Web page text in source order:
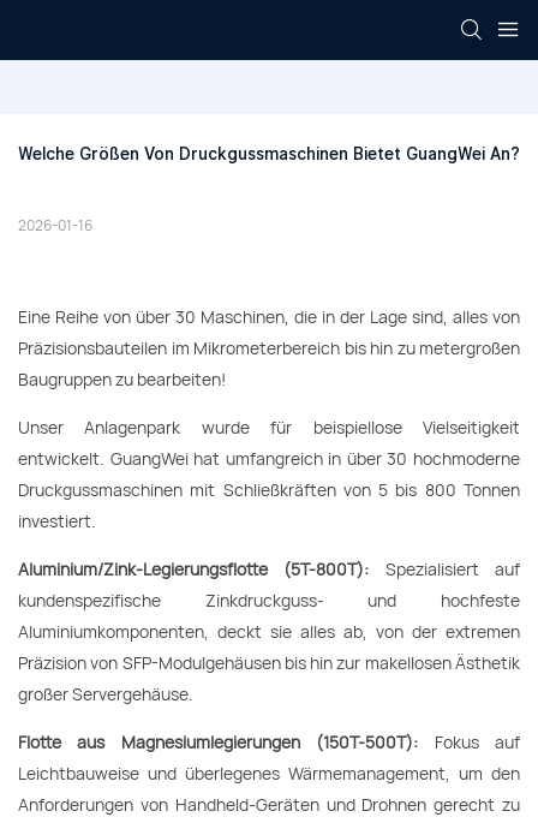
Welche Größen Von Druckgussmaschinen Bietet GuangWei An?
2026-01-16
Eine Reihe von über 30 Maschinen, die in der Lage sind, alles von
Präzisionsbauteilen im Mikrometerbereich bis hin zu metergroßen
Baugruppen zu bearbeiten!
Unser Anlagenpark wurde für beispiellose Vielseitigkeit
entwickelt. GuangWei hat umfangreich in über 30 hochmoderne
Druckgussmaschinen mit Schließkräften von 5 bis 800 Tonnen
investiert.
Aluminium/Zink-Legierungsflotte (5T-800T): Spezialisiert auf
kundenspezifische Zinkdruckguss- und hochfeste
Aluminiumkomponenten, deckt sie alles ab, von der extremen
Präzision von SFP-Modulgehäusen bis hin zur makellosen Ästhetik
großer Servergehäuse.
Flotte aus Magnesiumlegierungen (150T-500T): Fokus auf
Leichtbauweise und überlegenes Wärmemanagement, um den
Anforderungen von Handheld-Geräten und Drohnen gerecht zu